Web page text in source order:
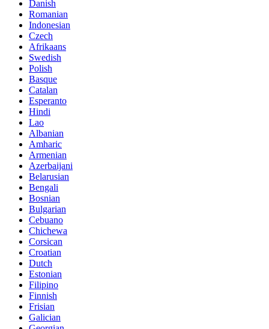
Danish
Romanian
Indonesian
Czech
Afrikaans
Swedish
Polish
Basque
Catalan
Esperanto
Hindi
Lao
Albanian
Amharic
Armenian
Azerbaijani
Belarusian
Bengali
Bosnian
Bulgarian
Cebuano
Chichewa
Corsican
Croatian
Dutch
Estonian
Filipino
Finnish
Frisian
Galician